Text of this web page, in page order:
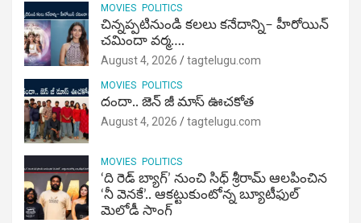
MOVIES POLITICS
చిన్నప్పటినుండి కలలు కనేదాన్ని– హీరోయిన్‌
చమిందా వర్మ….
August 4, 2026 tagtelugu.com
MOVIES POLITICS
దందా.. జెన్ జీ మాస్ ఊచకోత
August 4, 2026 tagtelugu.com
MOVIES POLITICS
‘ది రెడ్ బ్యాగ్’ నుంచి సిధ్ శ్రీరామ్ ఆలపించిన
‘నీ వెనకే’.. ఆకట్టుకుంటోన్న బ్యూటీఫుల్
మెలోడీ సాంగ్